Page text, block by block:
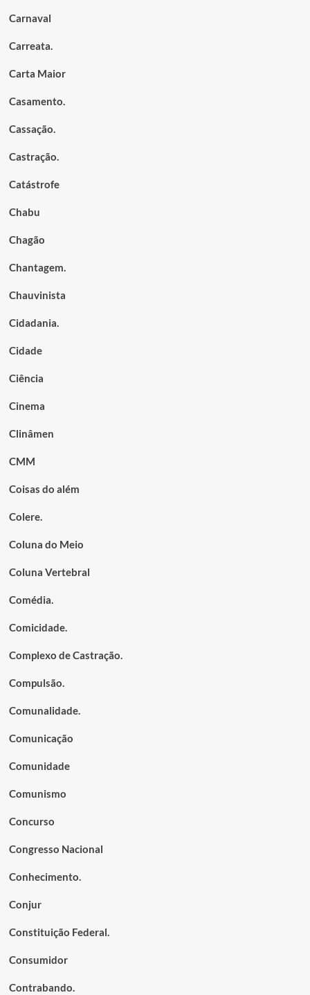
Carnaval
Carreata.
Carta Maior
Casamento.
Cassação.
Castração.
Catástrofe
Chabu
Chagão
Chantagem.
Chauvinista
Cidadania.
Cidade
Ciência
Cinema
Clinâmen
CMM
Coisas do além
Colere.
Coluna do Meio
Coluna Vertebral
Comédia.
Comicidade.
Complexo de Castração.
Compulsão.
Comunalidade.
Comunicação
Comunidade
Comunismo
Concurso
Congresso Nacional
Conhecimento.
Conjur
Constituição Federal.
Consumidor
Contrabando.